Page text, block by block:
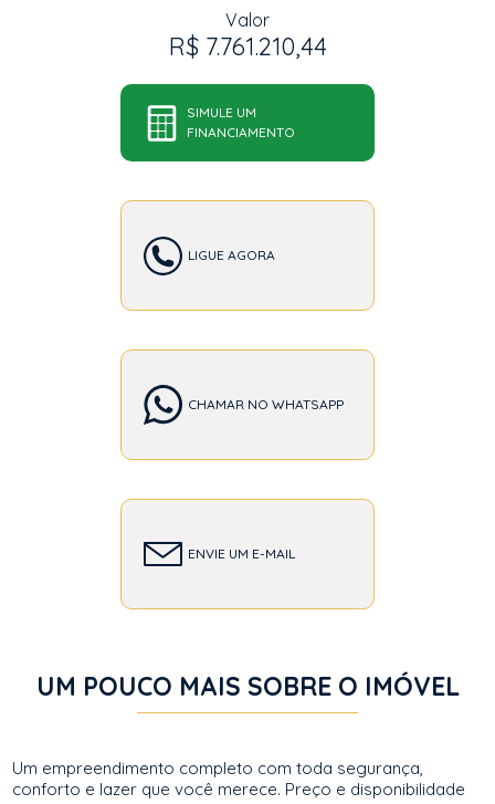
Valor
R$ 7.761.210,44
SIMULE UM
FINANCIAMENTO
LIGUE AGORA
CHAMAR NO WHATSAPP
ENVIE UM E-MAIL
UM POUCO MAIS SOBRE O IMÓVEL
Um empreendimento completo com toda segurança,
conforto e lazer que você merece. Preço e disponibilidade